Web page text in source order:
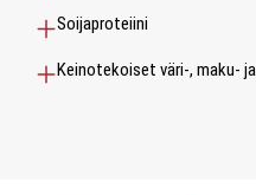
Soijaproteiini
Keinotekoiset väri-, maku-